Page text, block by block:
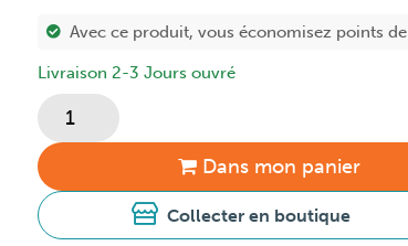
Avec ce produit, vous économisez points de
Livraison 2-3 Jours ouvré
Dans mon panier
Collecter en boutique